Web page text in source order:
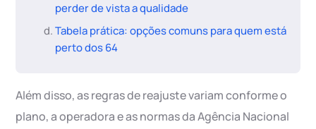
perder de vista a qualidade
Tabela prática: opções comuns para quem está
perto dos 64
Além disso, as regras de reajuste variam conforme o
plano, a operadora e as normas da Agência Nacional